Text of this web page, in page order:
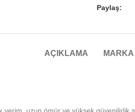
Paylaş:
AÇIKLAMA MARKA